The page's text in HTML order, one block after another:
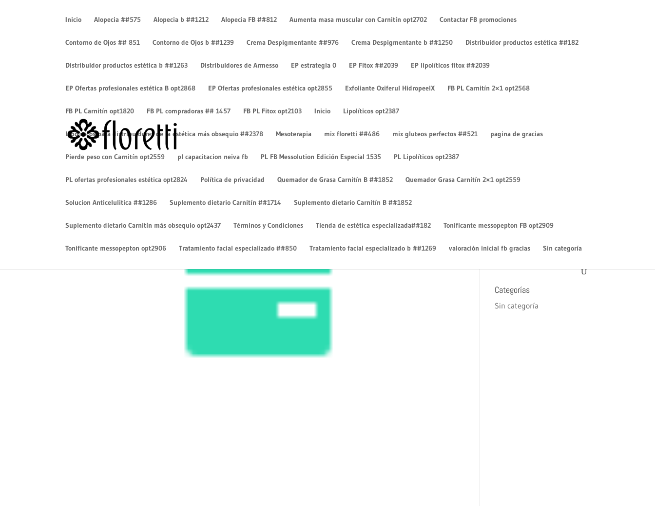
Inicio Alopecia ##575 Alopecia b ##1212 Alopecia FB ##812 Aumenta masa muscular con Carnitín opt2702 Contactar FB promociones
Contorno de Ojos ## 851 Contorno de Ojos b ##1239 Crema Despigmentante ##976 Crema Despigmentante b ##1250 Distribuidor productos estética ##182
Distribuidor productos estética b ##1263 Distribuidores de Armesso EP estrategia 0 EP Fitox ##2039 EP lipolíticos fitox ##2039
EP Ofertas profesionales estética B opt2868 EP Ofertas profesionales estética opt2855 Exfoliante Oxiferul HidropeelX FB PL Carnitín 2×1 opt2568
FB PL Carnitín opt1820 FB PL compradoras ## 1457 FB PL Fitox opt2103 Inicio Lipolíticos opt2387
Lipolíticos para distribuidores de la estética más obsequio ##2378 Mesoterapia mix floretti ##486 mix gluteos perfectos ##521 pagina de gracias
Pierde peso con Carnitín opt2559 pl capacitacion neiva fb PL FB Messolution Edición Especial 1535 PL Lipolíticos opt2387
PL ofertas profesionales estética opt2824 Política de privacidad Quemador de Grasa Carnitín B ##1852 Quemador Grasa Carnitín 2×1 opt2559
Solucion Anticelulitica ##1286 Suplemento dietario Carnitín ##1714 Suplemento dietario Carnitín B ##1852
Suplemento dietario Carnitín más obsequio opt2437 Términos y Condiciones Tienda de estética especializada##182 Tonificante messopepton FB opt2909
Tonificante messopepton opt2906 Tratamiento facial especializado ##850 Tratamiento facial especializado b ##1269 valoración inicial fb gracias Sin categoría
bank-icon-4-2
porCesar Eduardo Camacho|Mar 14, 2019| 0 Comentarios
¡Hola mundo!
Un comentarista de
WordPressen¡Hola mundo!
Archivos
Categorías
Sin categoría